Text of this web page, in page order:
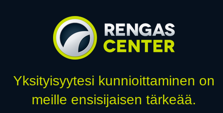
Jaa
Toimitusehdot
Yksityisyytesi kunnioittaminen on
meille ensisijaisen tärkeää.